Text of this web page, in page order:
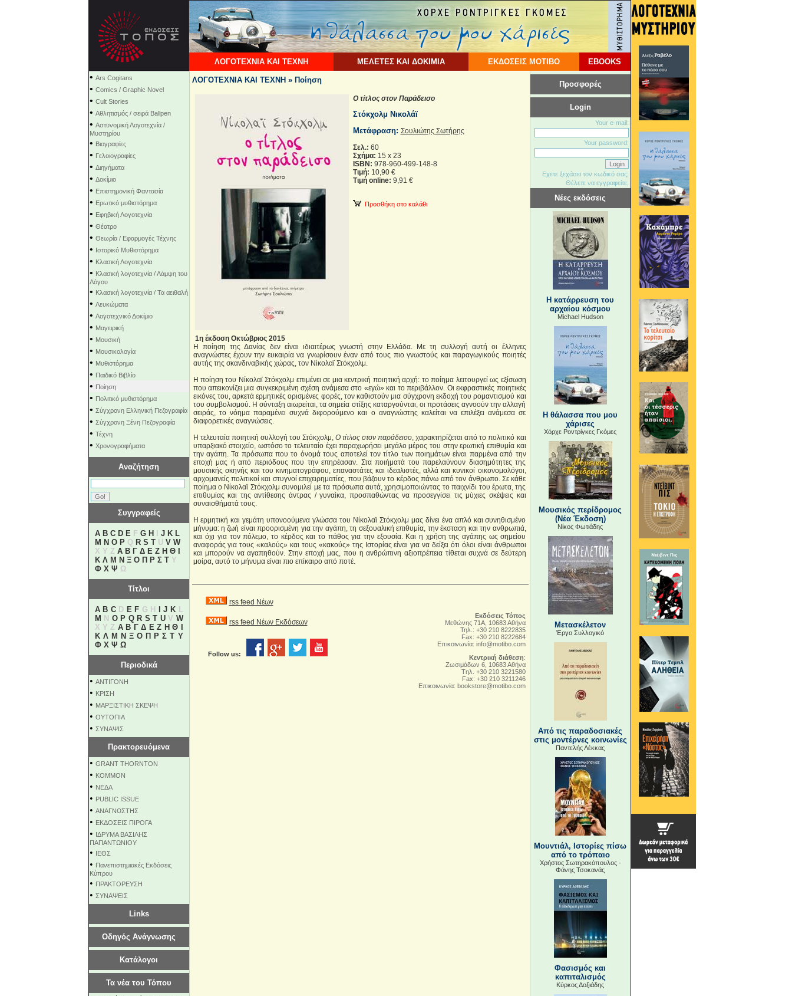
ΛΟΓΟΤΕΧΝΙΑ ΚΑΙ ΤΕΧΝΗ ΜΕΛΕΤΕΣ ΚΑΙ ΔΟΚΙΜΙΑ ΕΚΔΟΣΕΙΣ ΜΟΤΙΒΟ EBOOKS
• Ars Cogitans
• Comics / Graphic Novel
• Cult Stories
• Αθλητισμός / σειρά Ballpen
• Αστυνομική Λογοτεχνία /
Μυστηρίου
• Βιογραφίες
• Γελοιογραφίες
• Διηγήματα
• Δοκίμιο
• Επιστημονική Φαντασία
• Ερωτικό μυθιστόρημα
• Εφηβική Λογοτεχνία
• Θέατρο
• Θεωρία / Εφαρμογές Τέχνης
• Ιστορικό Μυθιστόρημα
• Κλασική Λογοτεχνία
• Κλασική λογοτεχνία / Λάμψη του
Λόγου
• Κλασική λογοτεχνία / Τα αειθαλή
• Λευκώματα
• Λογοτεχνικό Δοκίμιο
• Μαγειρική
• Μουσική
• Μουσικολογία
• Μυθιστόρημα
• Παιδικό Βιβλίο
• Ποίηση
• Πολιτικό μυθιστόρημα
• Σύγχρονη Ελληνική Πεζογραφία
• Σύγχρονη Ξένη Πεζογραφία
• Τέχνη
• Χρονογραφήματα
Αναζήτηση
Συγγραφείς
A B C D EF G H J K L
M N O PQ R S TU V W
X Y Z Α Β Γ Δ Ε Ζ Η Θ
Κ Λ Μ Ν Ξ Ο Π Ρ Σ ΤΥ
Φ Χ Ψ Ω
Τίτλοι
A B CD E F G H J KL
M N O P Q R S T UV W
X Y Z Α Β Γ Δ Ε Ζ Η Θ
Κ Λ Μ Ν Ξ Ο Π Ρ Σ Τ Υ
Φ Χ Ψ Ω
Περιοδικά
• ΑΝΤΙΓΟΝΗ
• ΚΡΙΣΗ
• ΜΑΡΞΙΣΤΙΚΗ ΣΚΕΨΗ
• ΟΥΤΟΠΙΑ
• ΣΥΝΑΨΙΣ
Πρακτορευόμενα
• GRANT THORNTON
• KOMMON
• NEΔΑ
• PUBLIC ISSUE
• ΑΝΑΓΝΩΣΤΗΣ
• ΕΚΔΟΣΕΙΣ ΠΙΡΟΓΑ
• ΙΔΡΥΜΑ ΒΑΣΙΛΗΣ
ΠΑΠΑΝΤΩΝΙΟΥ
• ΙΕΘΣ
• Πανεπιστημιακές Εκδόσεις
Κύπρου
• ΠΡΑΚΤΟΡΕΥΣΗ
• ΣΥΝΑΨΕΙΣ
Links
Οδηγός Ανάγνωσης
Κατάλογοι
Τα νέα του Τόπου
ΛΟΓΟΤΕΧΝΙΑ ΚΑΙ ΤΕΧΝΗ » Ποίηση
Ο τίτλος στον Παράδεισο
Στόκχολμ Νικολάϊ
Μετάφραση: Σουλιώτης Σωτήρης
Σελ.: 60
Σχήμα: 15 x 23
ISBN: 978-960-499-148-8
Τιμή: 10,90 €
Τιμή online: 9,91 €
Προσθήκη στο καλάθι
1η έκδοση Οκτώβριος 2015
Η ποίηση της Δανίας δεν είναι ιδιαιτέρως γνωστή στην Ελλάδα. Με τη συλλογή αυτή οι έλληνες
αναγνώστες έχουν την ευκαιρία να γνωρίσουν έναν από τους πιο γνωστούς και παραγωγικούς ποιητές
αυτής της σκανδιναβικής χώρας, τον Νίκολαϊ Στόκχολμ.
Η ποίηση του Νίκολαϊ Στόκχολμ επιμένει σε μια κεντρική ποιητική αρχή: το ποίημα λειτουργεί ως εξίσωση
που απεικονίζει μια συγκεκριμένη σχέση ανάμεσα στο «εγώ» και το περιβάλλον. Οι εκφραστικές ποιητικές
εικόνες του, αρκετά ερμητικές ορισμένες φορές, τον καθιστούν μια σύγχρονη εκδοχή του ρομαντισμού και
του συμβολισμού. Η σύνταξη αιωρείται, τα σημεία στίξης καταργούνται, οι προτάσεις αγνοούν την αλλαγή
σειράς, το νόημα παραμένει συχνά διφορούμενο και ο αναγνώστης καλείται να επιλέξει ανάμεσα σε
διαφορετικές αναγνώσεις.
Η τελευταία ποιητική συλλογή του Στόκχολμ, Ο τίτλος στον παράδεισο, χαρακτηρίζεται από το πολιτικό και
υπαρξιακό στοιχείο, ωστόσο το τελευταίο έχει παραχωρήσει μεγάλο μέρος του στην ερωτική επιθυμία και
την αγάπη. Τα πρόσωπα που το όνομά τους αποτελεί τον τίτλο των ποιημάτων είναι παρμένα από την
εποχή μας ή από περιόδους που την επηρέασαν. Στα ποιήματά του παρελαύνουν διασημότητες της
μουσικής σκηνής και του κινηματογράφου, επαναστάτες και ιδεαλιστές, αλλά και κυνικοί οικονομολόγοι,
αρχομανείς πολιτικοί και στυγνοί επιχειρηματίες, που βάζουν το κέρδος πάνω από τον άνθρωπο. Σε κάθε
ποίημα ο Νίκολαϊ Στόκχολμ συνομιλεί με τα πρόσωπα αυτά, χρησιμοποιώντας το παιχνίδι του έρωτα, της
επιθυμίας και της αντίθεσης άντρας / γυναίκα, προσπαθώντας να προσεγγίσει τις μύχιες σκέψεις και
συναισθήματά τους.
Η ερμητική και γεμάτη υπονοούμενα γλώσσα του Νίκολαϊ Στόκχολμ μας δίνει ένα απλό και συνηθισμένο
μήνυμα: η ζωή είναι προορισμένη για την αγάπη, τη σεξουαλική επιθυμία, την έκσταση και την ανθρωπιά,
και όχι για τον πόλεμο, το κέρδος και το πάθος για την εξουσία. Και η χρήση της αγάπης ως σημείου
αναφοράς για τους «καλούς» και τους «κακούς» της Ιστορίας είναι για να δείξει ότι όλοι είναι άνθρωποι
και μπορούν να αγαπηθούν. Στην εποχή μας, που η ανθρώπινη αξιοπρέπεια τίθεται συχνά σε δεύτερη
μοίρα, αυτό το μήνυμα είναι πιο επίκαιρο από ποτέ.
rss feed Νέων
rss feed Νέων Εκδόσεων
Follow us:
Εκδόσεις Τόπος
Μεθώνης 71Α, 10683 Αθήνα
Τηλ.: +30 210 8222835
Fax: +30 210 8222684
Επικοινωνία: info@motibo.com
Κεντρική διάθεση:
Zωσιμάδων 6, 10683 Αθήνα
Tηλ. +30 210 3221580
Fax: +30 210 3211246
Επικοινωνία: bookstore@motibo.com
Προσφορές
Login
Your e-mail:
Your password:
Εχετε ξεχάσει τον κωδικό σας;
Θέλετε να εγγραφείτε;
Νέες εκδόσεις
Η κατάρρευση του
αρχαίου κόσμου
Michael Hudson
Η θάλασσα που μου
χάρισες
Χόρχε Ροντρίγκες Γκόμες
Μουσικός περίδρομος
(Νέα Έκδοση)
Νίκος Φωτιάδης
Μετασκέλετον
Έργο Συλλογικό
Από τις παραδοσιακές
στις μοντέρνες κοινωνίες
Παντελής Λέκκας
Μουντιάλ, Ιστορίες πίσω
από το τρόπαιο
Χρήστος Σωτηρακόπουλος -
Φάνης Τσοκανάς
Φασισμός και
καπιταλισμός
Κύρκος Δοξιάδης